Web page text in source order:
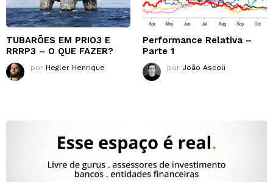
TUBARÕES EM PRIO3 E
RRRP3 – O QUE FAZER?
por Hegler Henrique
Performance Relativa –
Parte 1
por João Ascoli